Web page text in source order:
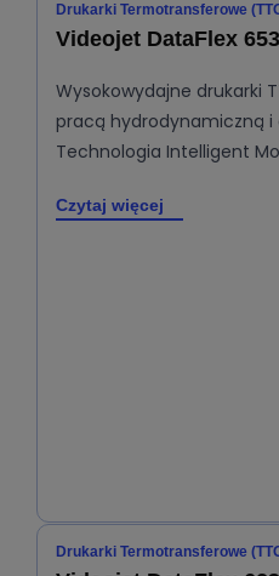
Drukarki Termotransferowe
Videojet DataFlex
Wysokowydajne drukarki
pracą hydrodynamiczną
Technologia Intelligent
Czytaj więcej
Drukarki Termotransferowe